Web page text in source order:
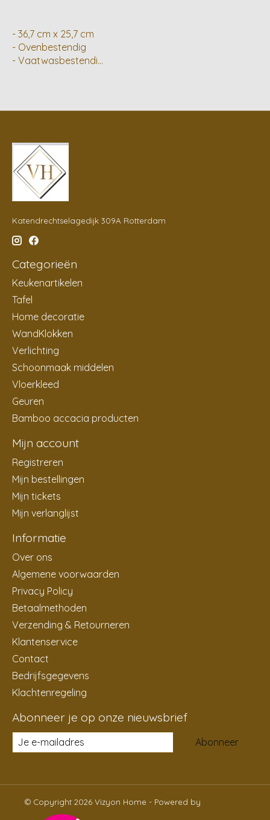
- 36,7 cm x 25,7 cm
- Ovenbestendig
- Vaatwasbestendi...
Katendrechtselagedijk 309A Rotterdam
Categorieën
Keukenartikelen
Tafel
Home decoratie
WandKlokken
Verlichting
Schoonmaak middelen
Vloerkleed
Geuren
Bamboo accacia producten
Mijn account
Registreren
Mijn bestellingen
Mijn tickets
Mijn verlanglijst
Informatie
Over ons
Algemene voorwaarden
Privacy Policy
Betaalmethoden
Verzending & Retourneren
Klantenservice
Contact
Bedrijfsgegevens
Klachtenregeling
Abonneer je op onze nieuwsbrief
Abonneer
© Copyright 2026 Vizyon Home - Powered by